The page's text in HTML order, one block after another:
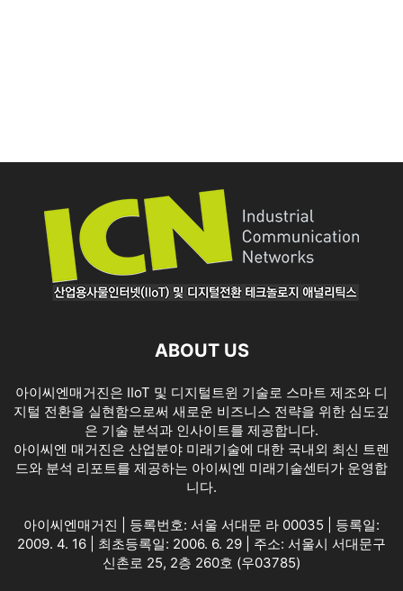
ABOUT US
아이씨엔매거진은 IIoT 및 디지털트윈 기술로 스마트 제조와 디
지털 전환을 실현함으로써 새로운 비즈니스 전략을 위한 심도깊
은 기술 분석과 인사이트를 제공합니다.
아이씨엔 매거진은 산업분야 미래기술에 대한 국내외 최신 트렌
드와 분석 리포트를 제공하는 아이씨엔 미래기술센터가 운영합
니다.
아이씨엔매거진 | 등록번호: 서울 서대문 라 00035 | 등록일:
2009. 4. 16 | 최초등록일: 2006. 6. 29 | 주소: 서울시 서대문구
신촌로 25, 2층 260호 (우03785)